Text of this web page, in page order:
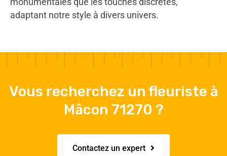
adaptant notre style à divers univers.
Vous recherchez un fleuriste à
Mâcon 71270 ?
Contactez un expert